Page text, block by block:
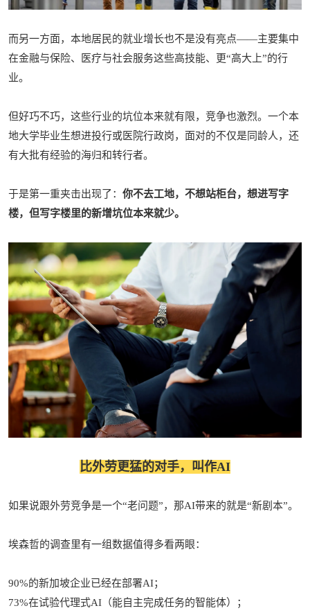
而另一方面，本地居民的就业增长也不是没有亮点——主要集中
在金融与保险、医疗与社会服务这些高技能、更“高大上”的行
业。
但好巧不巧，这些行业的坑位本来就有限，竞争也激烈。一个本
地大学毕业生想进投行或医院行政岗，面对的不仅是同龄人，还
有大批有经验的海归和转行者。
于是第一重夹击出现了：你不去工地，不想站柜台，想进写字
楼，但写字楼里的新增坑位本来就少。
比外劳更猛的对手，叫作AI
如果说跟外劳竞争是一个“老问题”，那AI带来的就是“新剧本”。
埃森哲的调查里有一组数据值得多看两眼：
90%的新加坡企业已经在部署AI；
73%在试验代理式AI（能自主完成任务的智能体）；